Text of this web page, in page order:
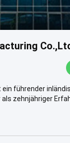
führender
zehnjähriger